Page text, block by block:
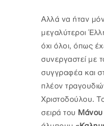
Αλλά να ήταν
μεγαλύτεροι
όχι όλοι, όπως
συνεργαστεί με
συγγραφέα και
πλέον
Χριστοδούλου.
σειρά του Μάνου